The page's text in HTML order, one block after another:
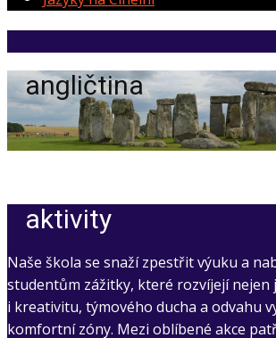
angličtina
aktivity
Naše škola se snaží zpestřit výuku a
studentům zážitky, které rozvíjejí nejen
i kreativitu, týmového ducha a odvahu
komfortní zóny. Mezi oblíbené akce